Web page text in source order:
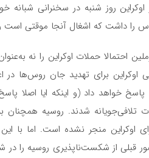
روز شنبه در سخنرانی
را داشت که اشغال آنجا موقتی است
احتمالا حملات اوکراین را نه
اوکراین برای تهدید جان
خواهد داد (و اینکه ایا اصلا
تلافی‌جویانه شدند. روسیه
اوکراین منجر نشده است. اما با
قبلی از شکست‌ناپذیری روسیه را در